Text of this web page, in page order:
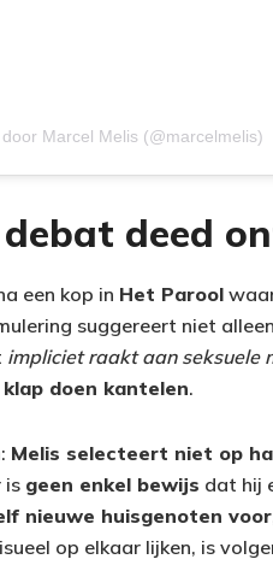
Marcel Melis (@marcelmelis)
deed
een kop in Het Parool
suggereert niet alleen
impliciet raakt aan seksuele
doen kantelen.
Melis selecteert niet op
is geen enkel bewijs dat hij
nieuwe huisgenoten voor
op elkaar lijken, is